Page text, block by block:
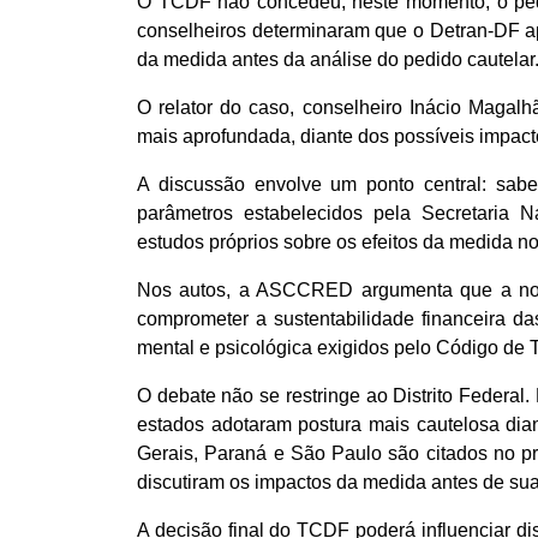
conselheiros determinaram que o Detran-DF
da medida antes da análise do pedido cautelar.
O relator do caso, conselheiro Inácio
mais aprofundada, diante dos possíveis
A discussão envolve um ponto central:
parâmetros estabelecidos pela Secretaria
estudos próprios sobre os efeitos da medida
Nos autos, a ASCCRED argumenta que a
comprometer a sustentabilidade financeira
mental e psicológica exigidos pelo Código de
O debate não se restringe ao Distrito
estados adotaram postura mais cautelosa
Gerais, Paraná e São Paulo são citados no
discutiram os impactos da medida antes de
A decisão final do TCDF poderá influenciar